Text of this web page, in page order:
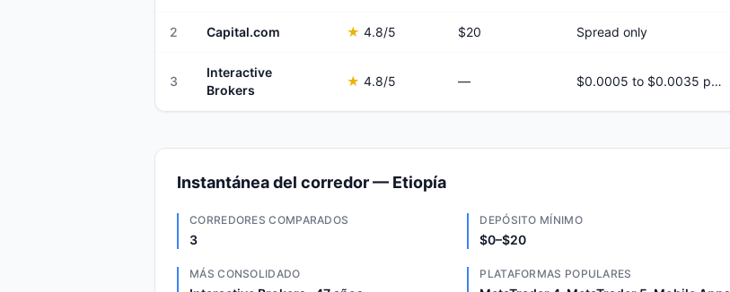
2 Capital.com ★ 4.8/5 $20 Spread only
3
Interactive
Brokers
★ 4.8/5 — $0.0005 to $0.0035 per share
Instantánea del corredor — Etiopía
CORREDORES COMPARADOS
3
DEPÓSITO MÍNIMO
$0–$20
MÁS CONSOLIDADO PLATAFORMAS POPULARES